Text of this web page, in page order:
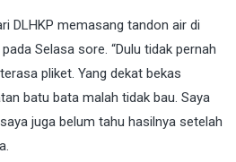
DLHKP memasang tandon air di
Selasa sore. “Dulu tidak pernah
pliket. Yang dekat bekas
batu bata malah tidak bau. Saya
juga belum tahu hasilnya setelah